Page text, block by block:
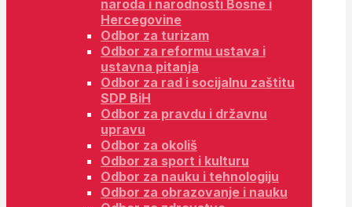
naroda i narodnosti Bosne i
Hercegovine
Odbor za turizam
Odbor za reformu ustava i
ustavna pitanja
Odbor za rad i socijalnu zaštitu
SDP BiH
Odbor za pravdu i državnu
upravu
Odbor za okoliš
Odbor za sport i kulturu
Odbor za nauku i tehnologiju
Odbor za obrazovanje i nauku